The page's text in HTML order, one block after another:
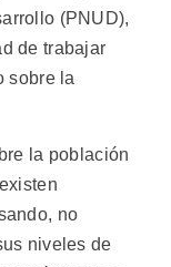
(PNUD),
de trabajar
sobre la
la población
no
niveles de